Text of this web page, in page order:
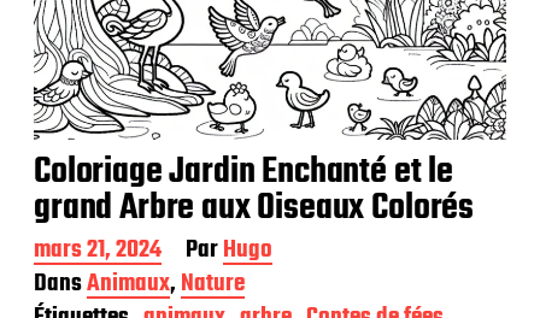
Coloriage Jardin Enchanté et le
grand Arbre aux Oiseaux Colorés
D
a
t
mars 21, 2024 ParHugo
DansAnimaux,Nature